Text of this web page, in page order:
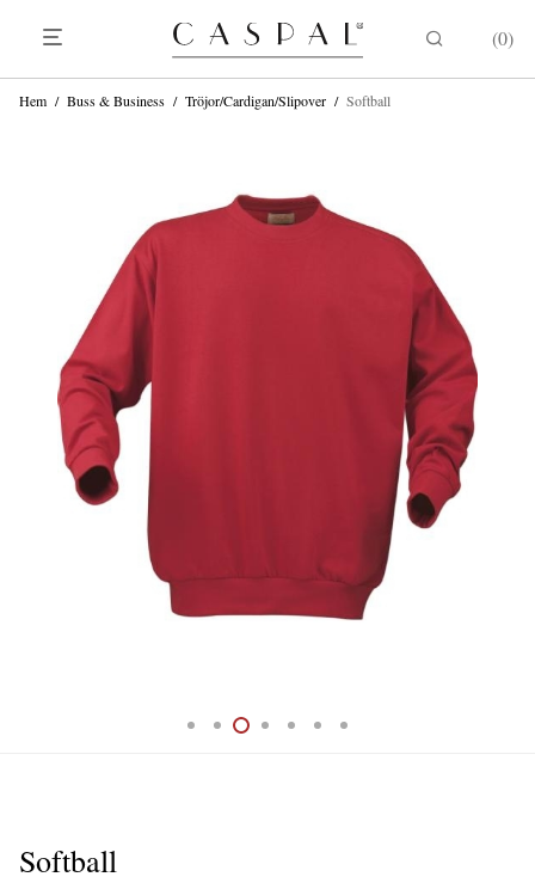
0
Hem / Buss & Business / Tröjor/Cardigan/Slipover / Softball
Softball